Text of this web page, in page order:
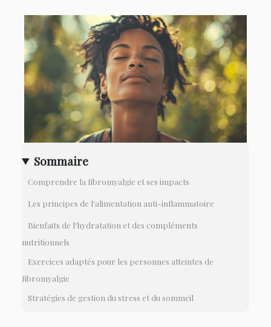
Sommaire
Comprendre la fibromyalgie et ses impacts
Les principes de l'alimentation anti-inflammatoire
Bienfaits de l'hydratation et des compléments
nutritionnels
Exercices adaptés pour les personnes atteintes de
fibromyalgie
Stratégies de gestion du stress et du sommeil